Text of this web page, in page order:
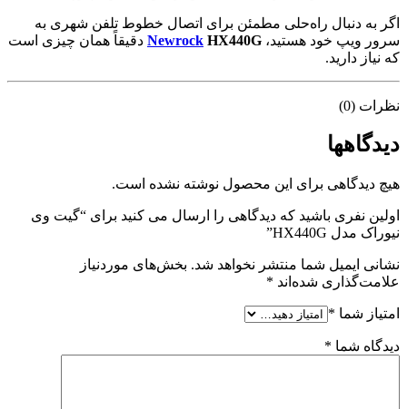
اگر به دنبال راه‌حلی مطمئن برای اتصال خطوط تلفن شهری به
سرور ویپ خود هستید،
Newrock HX440G
دقیقاً همان چیزی است
که نیاز دارید.
نظرات (0)
دیدگاهها
هیچ دیدگاهی برای این محصول نوشته نشده است.
اولین نفری باشید که دیدگاهی را ارسال می کنید برای “گیت وی
نیوراک مدل HX440G”
نشانی ایمیل شما منتشر نخواهد شد. بخش‌های موردنیاز
علامت‌گذاری شده‌اند *
امتیاز شما *
دیدگاه شما *